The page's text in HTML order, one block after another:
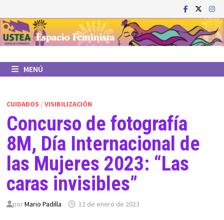
al
contenido
MENÚ
CUIDADOS / VISIBILIZACIÓN
Concurso de fotografía
8M, Día Internacional de
las Mujeres 2023: “Las
caras invisibles”
porMario Padilla 12 de enero de 2023